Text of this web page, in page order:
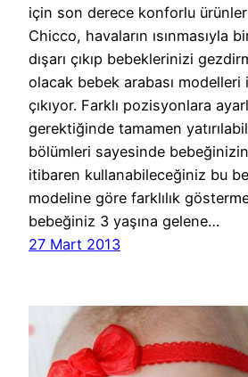
için son derece konforlu
Chicco, havaların ısınmasıyla
dışarı çıkıp bebeklerinizi
olacak bebek arabası modelleri
çıkıyor. Farklı pozisyonlara
gerektiğinde tamamen
bölümleri sayesinde
itibaren kullanabileceğiniz bu
modeline göre farklılık
bebeğiniz 3 yaşına gelene…
27 Mart 2013